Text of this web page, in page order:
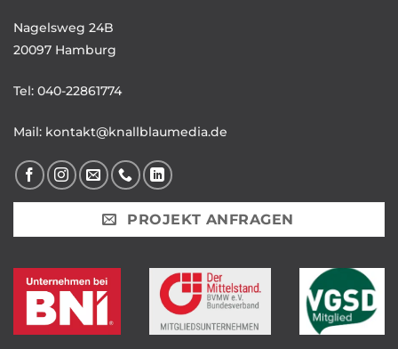
Nagelsweg 24B
20097 Hamburg
Tel: 040-22861774
Mail: kontakt@knallblaumedia.de
PROJEKT ANFRAGEN